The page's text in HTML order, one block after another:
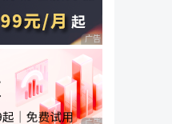
广告 商业广告，理性